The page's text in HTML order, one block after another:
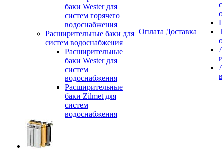
баки Wester для
систем горячего
водоснабжения
Расширительные баки для
систем водоснабжения
Расширительные
баки Wester для
систем
водоснабжения
Расширительные
баки Zilmet для
систем
водоснабжения
Оплата Доставка